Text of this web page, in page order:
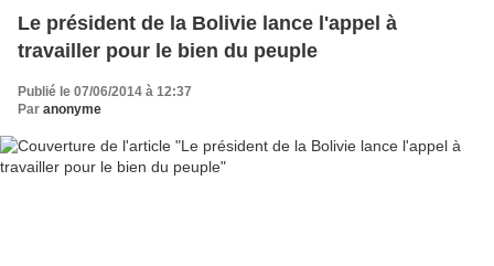
Le président de la Bolivie lance l'appel à
travailler pour le bien du peuple
Publié le 07/06/2014 à 12:37
Par anonyme